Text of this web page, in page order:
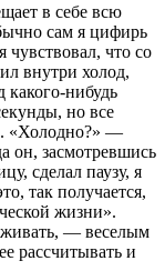
в себе всю
сам я цифирь
что со
внутри холод,
но все
«Холодно?» —
он, засмотревшись
сделал паузу, я
так получается,
жизни».
— веселым
рассчитывать и